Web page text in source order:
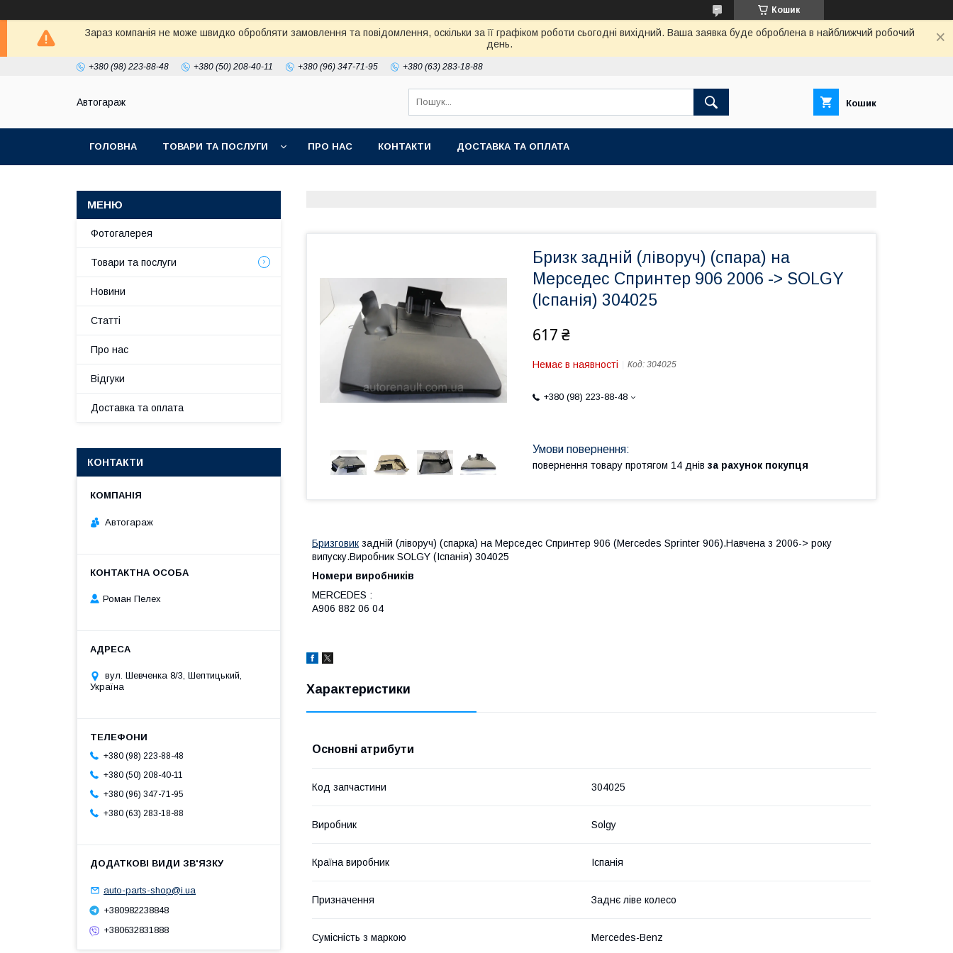
Кошик
Зараз компанія не може швидко обробляти замовлення та повідомлення, оскільки за її графіком роботи сьогодні вихідний. Ваша заявка буде оброблена в найближчий робочий
день.
+380 (98) 223-88-48 +380 (50) 208-40-11 +380 (96) 347-71-95 +380 (63) 283-18-88
Автогараж Кошик
ГОЛОВНА ТОВАРИ ТА ПОСЛУГИ ПРО НАС КОНТАКТИ ДОСТАВКА ТА ОПЛАТА
Бризк задній (ліворуч) (спара) на
Мерседес Спринтер 906 2006 -> SOLGY
(Іспанія) 304025
617 ₴
Немає в наявності Код: 304025
+380 (98) 223-88-48
повернення товару протягом 14 днів за рахунок покупця
Бризговик задній (ліворуч) (спарка) на Мерседес Спринтер 906 (Mercedes Sprinter 906).Навчена з 2006-> року
випуску.Виробник SOLGY (Іспанія) 304025
Номери виробників
MERCEDES :
A906 882 06 04
Характеристики
Основні атрибути
Код запчастини 304025
Виробник Solgy
Країна виробник Іспанія
Призначення Заднє ліве колесо
Сумісність з маркою Mercedes-Benz
Фотогалерея
Товари та послуги
Новини
Статті
Про нас
Відгуки
Доставка та оплата
КОНТАКТИ
Автогараж
Роман Пелех
вул. Шевченка 8/3, Шептицький,
Україна
+380 (98) 223-88-48
+380 (50) 208-40-11
+380 (96) 347-71-95
+380 (63) 283-18-88
auto-parts-shop@i.ua
+380982238848
+380632831888